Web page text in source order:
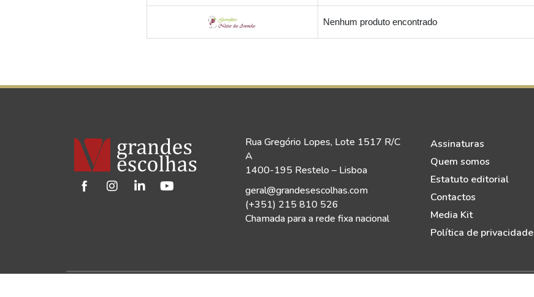
Nenhum produto encontrado
Rua Gregório Lopes, Lote 1517 R/C
A
1400-195 Restelo – Lisboa
geral@grandesescolhas.com
(+351) 215 810 526
Chamada para a rede fixa nacional
Assinaturas
Quem somos
Estatuto editorial
Contactos
Media Kit
Política de privacidade